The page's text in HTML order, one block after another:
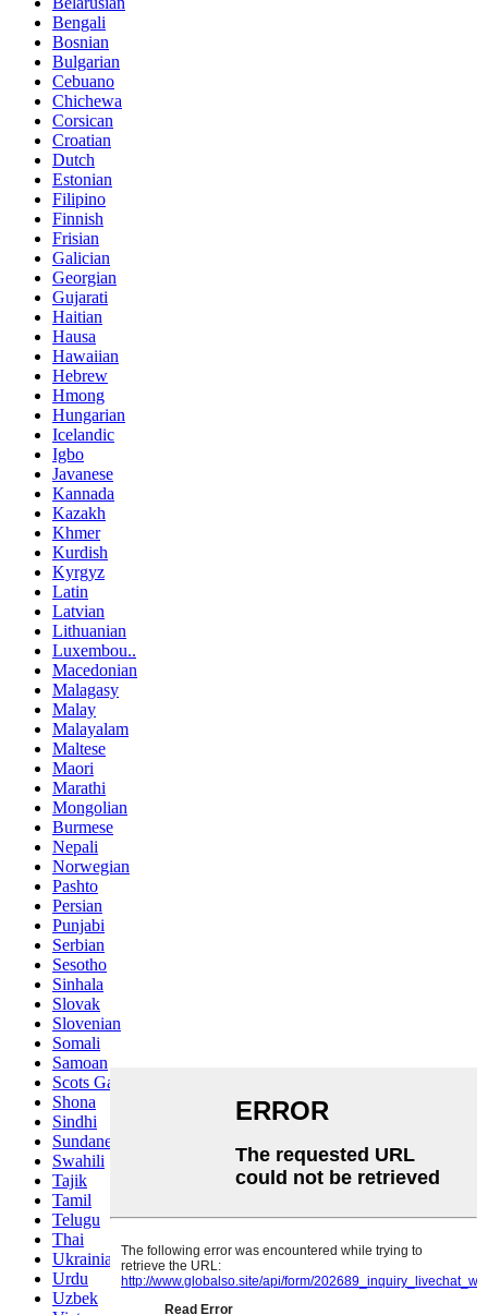
Bengali
Bosnian
Bulgarian
Cebuano
Chichewa
Corsican
Croatian
Dutch
Estonian
Filipino
Finnish
Frisian
Galician
Georgian
Gujarati
Haitian
Hausa
Hawaiian
Hebrew
Hmong
Hungarian
Icelandic
Igbo
Javanese
Kannada
Kazakh
Khmer
Kurdish
Kyrgyz
Latin
Latvian
Lithuanian
Luxembou..
Macedonian
Malagasy
Malay
Malayalam
Maltese
Maori
Marathi
Mongolian
Burmese
Nepali
Norwegian
Pashto
Persian
Punjabi
Serbian
Sesotho
Sinhala
Slovak
Slovenian
Somali
Samoan
Scots Gaelic
Shona
Sindhi
Sundanese
Swahili
Tajik
Tamil
Telugu
Thai
Ukrainian
Urdu
Uzbek